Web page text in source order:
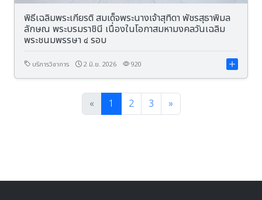
พิธีเฉลิมพระเกียรติ สมเด็จพระนางเจ้าสุทิดา พัชรสุธาพิมล
ลักษณ พระบรมราชินี เนื่องในโอกาสมหามงคลวันเฉลิม
พระชนมพรรษา ๔ รอบ
บริการวิชาการ 2 มิ.ย. 2026 920
« 1 2 3 »